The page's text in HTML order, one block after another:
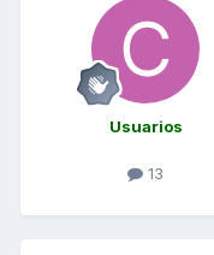
Usuarios
13